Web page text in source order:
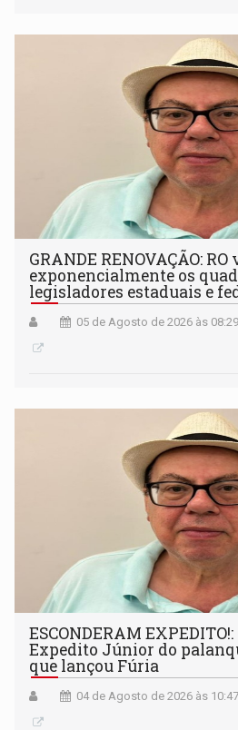
GRANDE RENOVAÇÃO:
exponencialmente os
legisladores estaduais e
05 de Agosto de 2026 às 08:29
ESCONDERAM
Expedito Júnior do
que lançou Fúria
04 de Agosto de 2026 às 10:47